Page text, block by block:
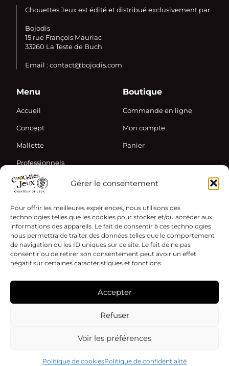
Gérer le consentement
Pour offrir les meilleures expériences, nous utilisons des
technologies telles que les cookies pour stocker et/ou accéder aux
informations des appareils. Le fait de consentir à ces technologies
nous permettra de traiter des données telles que le comportement
de navigation ou les ID uniques sur ce site. Le fait de ne pas
consentir ou de retirer son consentement peut avoir un effet
négatif sur certaines caractéristiques et fonctions.
Accepter
Refuser
Voir les préférences
Politique de cookiesPolitique de confidentialité
Chouettes Jeux est édité et distribué exclusivement par
Bojodis
15 rue François Mauriac
33260 La Teste de Buch
Email : contact@bojodis.com
Menu
Accueil
Concept
Mallette
Professionnels
Boutique
Commande en ligne
Mon compte
Panier
Informations
Actualités
Partenaires
Contact
Mentions légales
© 2026 Chouettes Jeux - Tous droits réservés